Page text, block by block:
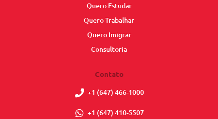
Quero Estudar
Quero Trabalhar
Quero Imigrar
Consultoria
Contato
+1 (647) 466-1000
+1 (647) 410-5507